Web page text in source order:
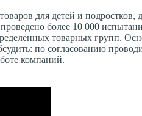
для детей и
более 10 000
товарных групп.
по согласованию
компаний.